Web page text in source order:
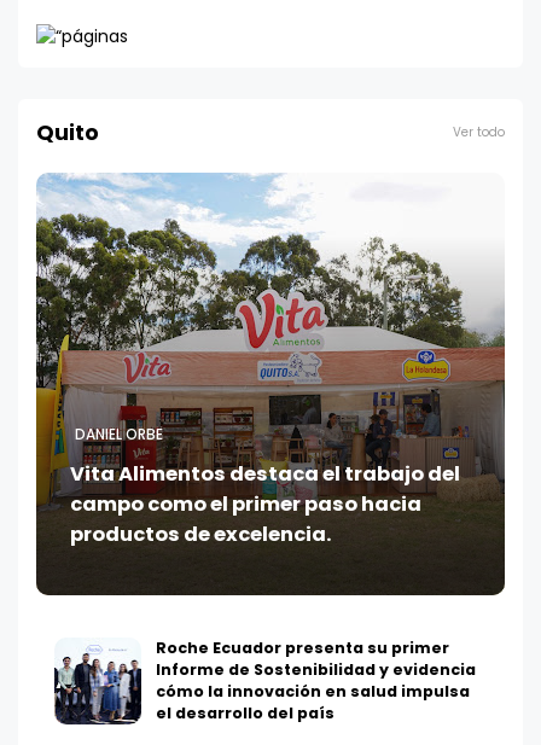
Quito Ver todo
DANIEL ORBE
Vita Alimentos destaca el trabajo del
campo como el primer paso hacia
productos de excelencia.
Roche Ecuador presenta su primer
Informe de Sostenibilidad y evidencia
cómo la innovación en salud impulsa
el desarrollo del país